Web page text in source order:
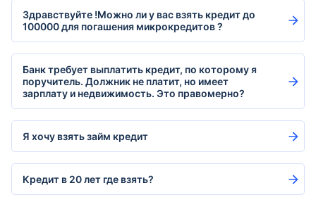
Здравствуйте !Можно ли у вас взять кредит до
100000 для погашения микрокредитов ?
Банк требует выплатить кредит, по которому я
поручитель. Должник не платит, но имеет
зарплату и недвижимость. Это правомерно?
Я хочу взять займ кредит
Кредит в 20 лет где взять?